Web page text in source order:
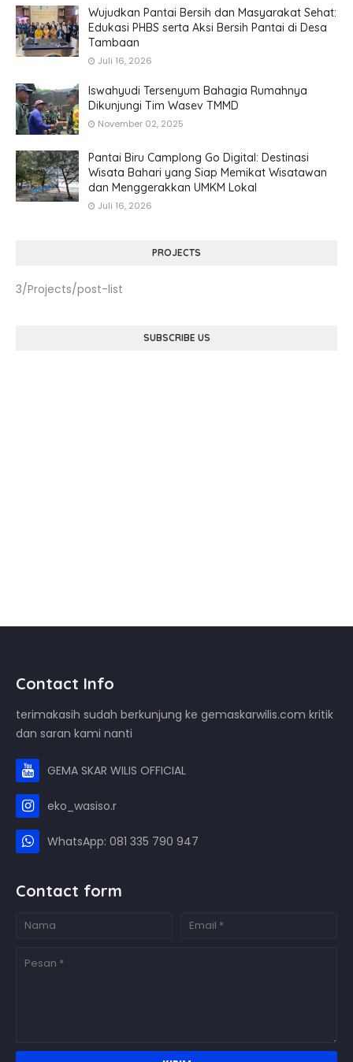
Wujudkan Pantai Bersih dan Masyarakat Sehat:
Edukasi PHBS serta Aksi Bersih Pantai di Desa
Tambaan
Juli 16, 2026
Iswahyudi Tersenyum Bahagia Rumahnya
Dikunjungi Tim Wasev TMMD
November 02, 2025
Pantai Biru Camplong Go Digital: Destinasi
Wisata Bahari yang Siap Memikat Wisatawan
dan Menggerakkan UMKM Lokal
Juli 16, 2026
PROJECTS
3/Projects/post-list
SUBSCRIBE US
Contact Info
terimakasih sudah berkunjung ke gemaskarwilis.com kritik
dan saran kami nanti
GEMA SKAR WILIS OFFICIAL
eko_wasiso.r
WhatsApp: 081 335 790 947
Contact form